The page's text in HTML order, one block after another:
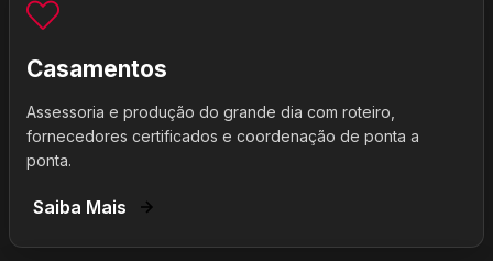
Casamentos
Assessoria e produção do grande dia com roteiro,
fornecedores certificados e coordenação de ponta a
ponta.
Saiba Mais